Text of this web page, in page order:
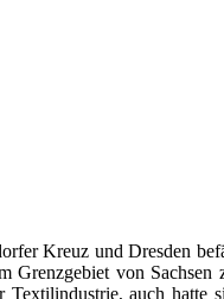
Kreuz und Dresden
Grenzgebiet von
Textilindustrie, auch